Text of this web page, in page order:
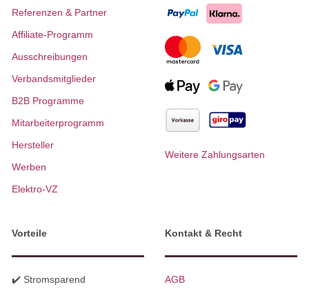
Referenzen & Partner
Affiliate-Programm
Ausschreibungen
Verbandsmitglieder
B2B Programme
Mitarbeiterprogramm
Hersteller
Werben
Elektro-VZ
Weitere Zahlungsarten
Vorteile
✔️ Stromsparend
Kontakt & Recht
AGB